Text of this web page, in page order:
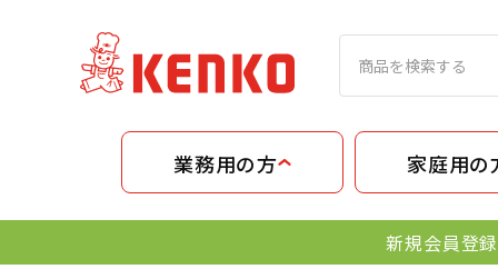
業務用の方 家庭用の
新規会員登